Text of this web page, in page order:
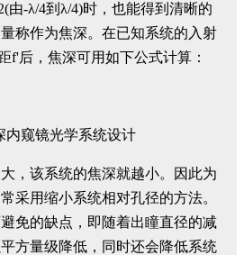
由-λ/4到λ/4)时，也能得到清晰的
称作为焦深。在已知系统的入射
f'后，焦深可用如下公式计算：
，该系统的焦深就越小。因此为
采用缩小系统相对孔径的方法。
免的缺点，即随着出瞳直径的减
方量级降低，同时还会降低系统